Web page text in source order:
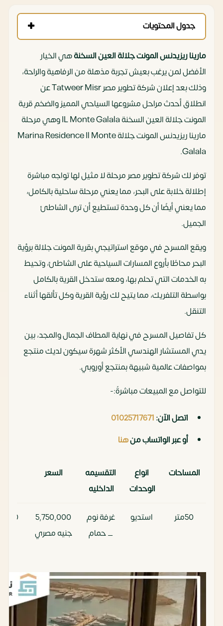
جدول المحتويات
مارينا ريزيدنس المونت جلالة العين السخنةهي الخيار
الأفضل لمن يرغب بعيش تجربة مذهلة من الرفاهية والراحة،
وذلك بعد إعلان شركة تطوير مصر Tatweer Misr عن
انطلاق أحدث مراحل مشروعها السياحي المميز والضخم قرية
المونت جلالة العين السخنة IL Monte Galala وهي مرحلة
مارينا ريزيدنس المونت جلالة Marina Residence Il Monte
Galala.
توفر لك شركة تطوير مصر مرحلة لا مثيل لها تواجه مباشرة
إطلالة خلابة على البحر، مما يعني مرحلة ساحلية بالكامل،
مما يعني أيضًا أن كل وحدة تستطيع أن ترى الشاطئ
الجميل.
ويقع المسرح في موقع استراتيجي بقرية المونت جلالة برؤية
البحر محاطًا بأروع المسارات السياحية على الشاطئ، وتحيط
به الخدمات التي تحلم بها، ومعه ستدخل القرية بالكامل
بواسطة التلفريك، مما يتيح لك رؤية القرية وكل تألقها أثناء
التنقل.
كل تفاصيل المسرح في نهاية المطاف الجمال والمجد، بين
يدي المستشار الهندسي الأكثر شهرة سيكون لديك منتجع
بمواصفات عالمية شبيهة بمنتجع أوروبي.
للتواصل مع المبيعات مباشرةً:-
اتصل الآن:01025717671
أو عبر الواتساب منهنا
المساحات
انواع
الوحدات
التقسيمه
الداخليه
السعر
50متر استديو
غرفة نوم
_ حمام
5,750,000
جنيه مصري
_ حمام
جنيه مصري
95متر شاليه
2غرف نوم
_ حمام
11,000,000
جنيه مصري